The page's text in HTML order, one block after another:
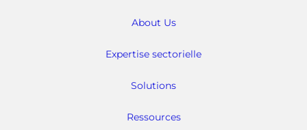
About Us
Expertise sectorielle
Solutions
Ressources